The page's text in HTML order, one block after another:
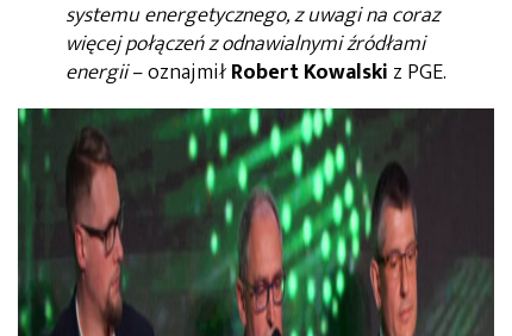
systemu energetycznego, z uwagi na coraz
więcej połączeń z odnawialnymi źródłami
energii– oznajmiłRobert Kowalski z PGE.